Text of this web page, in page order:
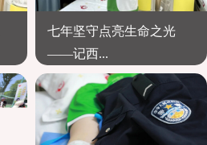
七年坚守点亮生命之光
——记西...